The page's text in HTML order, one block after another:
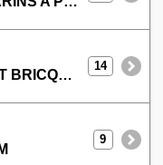
MECHOUI CONCERT BRICQUEBEC
14
9